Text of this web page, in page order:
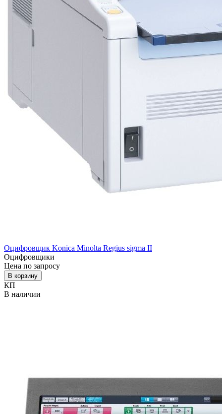
Оцифровщик Konica Minolta Regius sigma II
Оцифровщики
Цена по запросу
В корзину
КП
В наличии